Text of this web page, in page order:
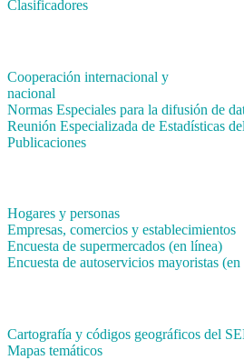
Clasificadores
Cooperación internacional y
nacional
Normas Especiales para la difusión de
Reunión Especializada de Estadísticas
Publicaciones
Hogares y personas
Empresas, comercios y establecimientos
Encuesta de supermercados (en línea)
Encuesta de autoservicios mayoristas
Cartografía y códigos geográficos del
Mapas temáticos